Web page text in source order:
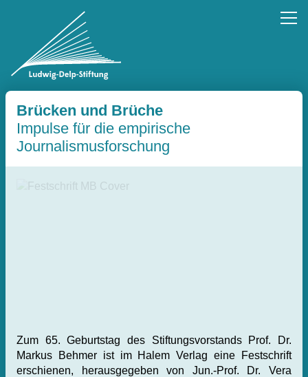
Brücken und Brüche
Impulse für die empirische
Journalismusforschung
Zum 65. Geburtstag des Stiftungsvorstands Prof. Dr.
Markus Behmer ist im Halem Verlag eine Festschrift
erschienen, herausgegeben von Jun.-Prof. Dr. Vera